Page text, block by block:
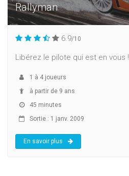
Rallyman
6.9/10
Libérez le pilote qui est en vous !
1 à 4 joueurs
à partir de 9 ans
45 minutes
Sortie : 1 janv. 2009
En savoir plus